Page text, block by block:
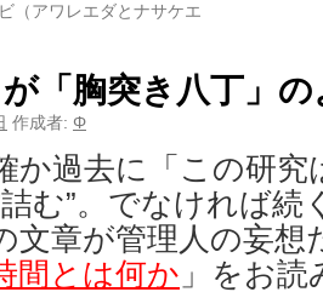
（アワレエダとナサケエ
「胸突き八丁」
作成者: Φ
か過去に「この研究
む”。でなければ続
文章が管理人の妄想
間とは何か 」をお